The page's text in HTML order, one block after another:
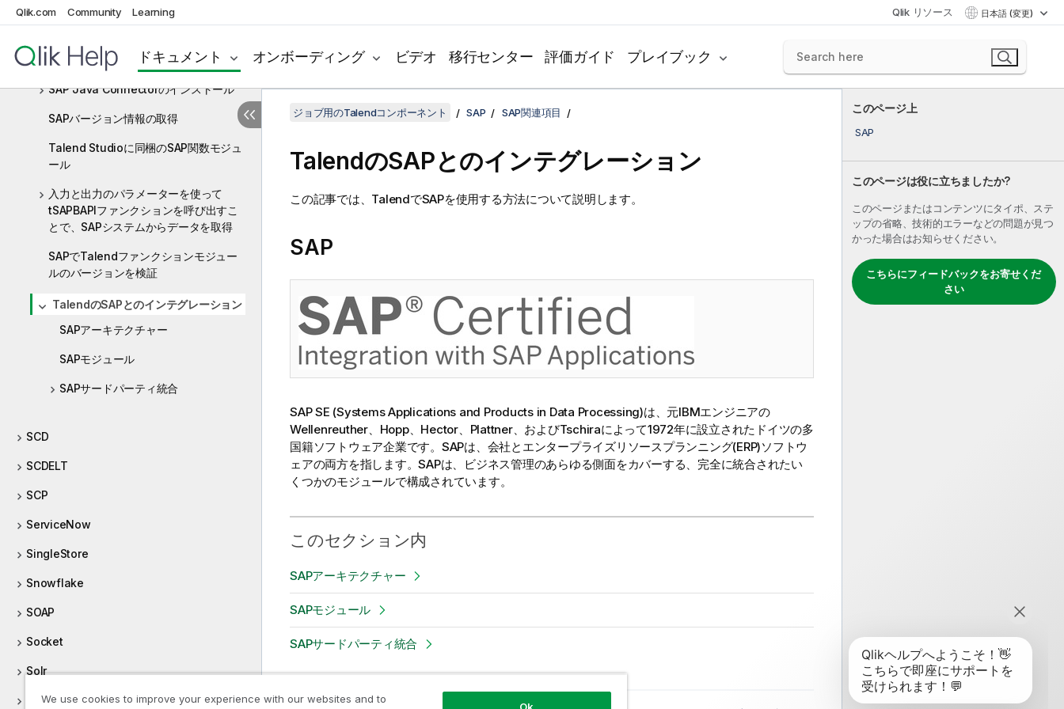
Qlik.com Community Learning Qlik リソース 日本語 (変更)
ドキュメント オンボーディング ビデオ 移行センター 評価ガイド プレイブック
ーを作成する
SAP用のTalendファンクションモジュ
ールをインストール
SAP Java Connectorのインストール
SAPバージョン情報の取得
Talend Studioに同梱のSAP関数モジュ
ール
入力と出力のパラメーターを使って
tSAPBAPIファンクションを呼び出すこ
とで、SAPシステムからデータを取得
SAPでTalendファンクションモジュー
ルのバージョンを検証
TalendのSAPとのインテグレーション
SAPアーキテクチャー
SAPモジュール
SAPサードパーティ統合
SCD
SCDELT
SCP
ServiceNow
SingleStore
Snowflake
SOAP
Socket
Solr
Spark Batch
このページ上
SAP
このページは役に立ちましたか?
このページまたはコンテンツにタイポ、ステ
ップの省略、技術的エラーなどの問題が見つ
かった場合はお知らせください。
こちらにフィードバックをお寄せくだ
さい
ジョブ用のTalendコンポーネント SAP SAP関連項目
TalendのSAPとのインテグレーション
この記事では、 TalendでSAPを使用する方法について説明します。
SAP
SAP SE (Systems Applications and Products in Data Processing)は、元IBMエンジニアの
Wellenreuther、Hopp、Hector、Plattner、およびTschiraによって1972年に設立されたドイツの多
国籍ソフトウェア企業です。SAPは、会社とエンタープライズリソースプランニング(ERP)ソフトウ
ェアの両方を指します。SAPは、ビジネス管理のあらゆる側面をカバーする、完全に統合されたい
くつかのモジュールで構成されています。
このセクション内
SAPアーキテクチャー
SAPモジュール
SAPサードパーティ統合
We use cookies to improve your experience with our websites and to